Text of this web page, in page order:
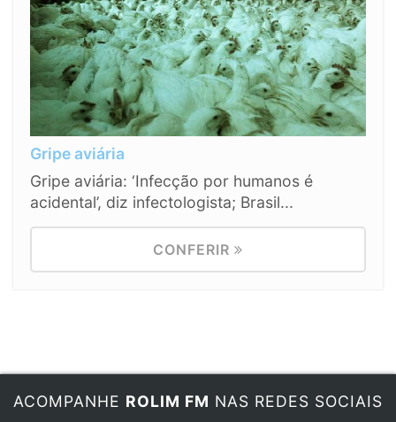
Gripe aviária
Gripe aviária: ‘Infecção por humanos é
acidental’, diz infectologista; Brasil...
CONFERIR
ACOMPANHE ROLIM FM NAS REDES SOCIAIS